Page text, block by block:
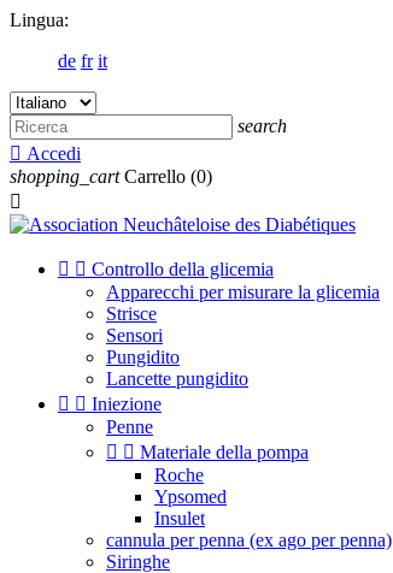
Lingua:
de fr it
search
 Accedi
shopping_cart Carrello (0)

  Controllo della glicemia
Apparecchi per misurare la glicemia
Strisce
Sensori
Pungidito
Lancette pungidito
  Iniezione
Penne
  Materiale della pompa
Roche
Ypsomed
Insulet
cannula per penna (ex ago per penna)
Siringhe